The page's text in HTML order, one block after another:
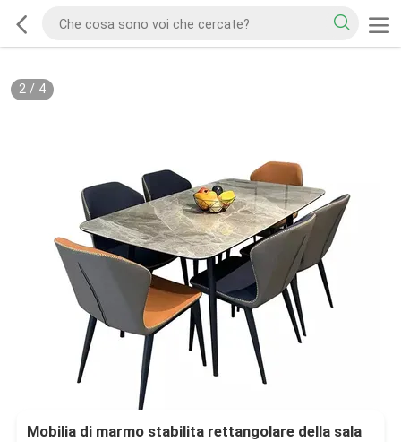
2/ 4
Mobilia di marmo stabilita rettangolare della sala